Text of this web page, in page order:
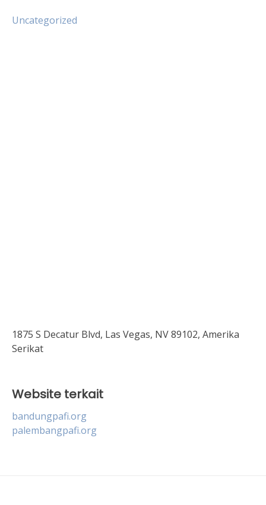
Uncategorized
1875 S Decatur Blvd, Las Vegas, NV 89102, Amerika
Serikat
Website terkait
bandungpafi.org
palembangpafi.org